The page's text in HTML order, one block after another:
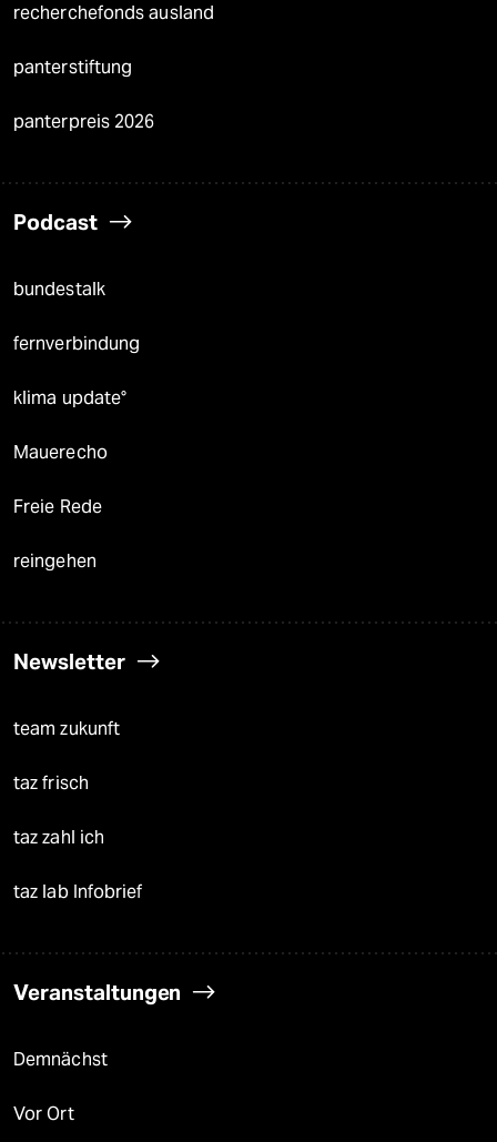
recherchefonds ausland
panterstiftung
panterpreis 2026
Podcast
bundestalk
fernverbindung
klima update°
Mauerecho
Freie Rede
reingehen
Newsletter
team zukunft
taz frisch
taz zahl ich
taz lab Infobrief
Veranstaltungen
Demnächst
Vor Ort